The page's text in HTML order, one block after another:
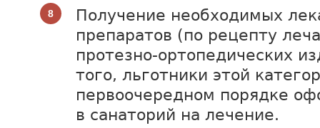
Получение необходимых
препаратов (по рецепту
протезно-ортопедических
того, льготники этой
первоочередном порядке
в санаторий на лечение.